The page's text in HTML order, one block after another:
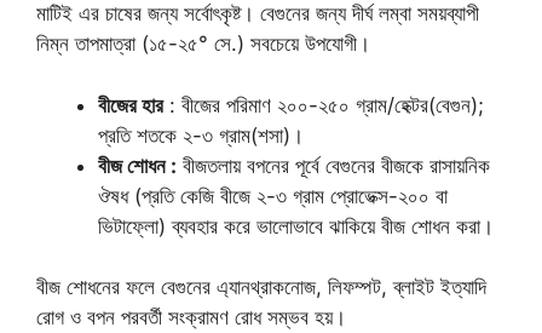
মাটিই এর চাষের জন্য সর্বোৎকৃষ্ট। বেগুনের জন্য দীর্ঘ লম্বা সময়ব্যাপী
নিম্ন তাপমাত্রা (১৫-২৫° সে.) সবচেয়ে উপযোগী।
বীজের হার: বীজের পরিমাণ ২০০-২৫০ গ্রাম/হেক্টর(বেগুন);
প্রতি শতকে ২-৩ গ্রাম(শসা)।
বীজ শোধন : বীজতলায় বপনের পূর্বে বেগুনের বীজকে রাসায়নিক
ঔষধ (প্রতি কেজি বীজে ২-৩ গ্রাম প্রোভেক্স-২০০ বা
ভিটাফ্লো) ব্যবহার করে ভালোভাবে ঝাকিয়ে বীজ শোধন করা।
বীজ শোধনের ফলে বেগুনের এ্যানথ্রাকনোজ, লিফম্পট, ব্লাইট ইত্যাদি
রোগ ও বপন পরবর্তী সংক্রামণ রোধ সম্ভব হয়।